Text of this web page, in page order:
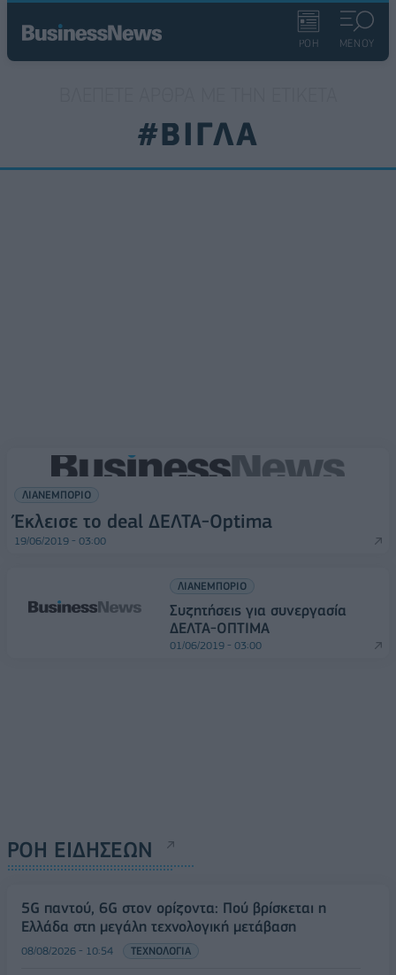
ΡΟΗ ΜΕΝΟΥ
#ΒΙΓΛΑ
ΛΙΑΝΕΜΠΟΡΙΟ
Έκλεισε το deal ΔΕΛΤΑ-Optima
19/06/2019 - 03:00
ΛΙΑΝΕΜΠΟΡΙΟ
Συζητήσεις για συνεργασία
ΔΕΛΤΑ-ΟΠΤΙΜΑ
01/06/2019 - 03:00
ΡΟΗ ΕΙΔΗΣΕΩΝ
5G παντού, 6G στον ορίζοντα: Πού βρίσκεται η
Ελλάδα στη μεγάλη τεχνολογική μετάβαση
08/08/2026 - 10:54 ΤΕΧΝΟΛΟΓΙΑ